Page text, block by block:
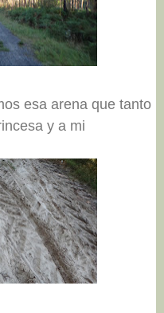
esa arena que tanto
y a mi